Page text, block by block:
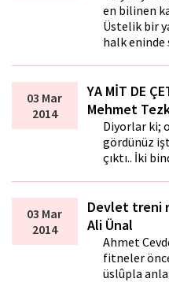
en bilinen
Üstelik bir
halk eninde
03 Mar
2014
YA MİT DE
Mehmet
Diyorlar ki;
gördünüz
çıktı.. İki
03 Mar
2014
Devlet treni
Ali Ünal
Ahmet
fitneler
üslûpla